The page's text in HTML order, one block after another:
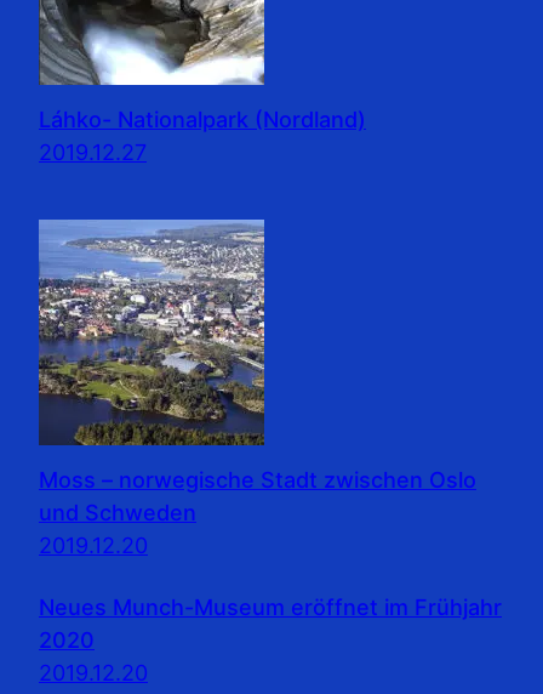
Láhko- Nationalpark (Nordland)
2019.12.27
Moss – norwegische Stadt zwischen Oslo
und Schweden
2019.12.20
Neues Munch-Museum eröffnet im Frühjahr
2020
2019.12.20